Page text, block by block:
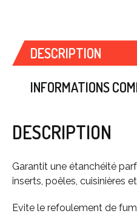
DESCRIPTION
INFORMATIONS
DESCRIPTION
Garantit une étanchéité
inserts, poêles, cuisinières
Evite le refoulement de